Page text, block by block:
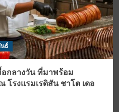
ธ์
กลางวัน ที่มาพร้อม
โรงแรมเรดิสัน ชาโต เดอ